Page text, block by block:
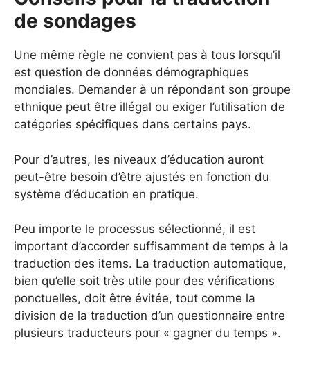
de sondages
Une même règle ne convient pas à tous lorsqu’il
est question de données démographiques
mondiales. Demander à un répondant son groupe
ethnique peut être illégal ou exiger l’utilisation de
catégories spécifiques dans certains pays.
Pour d’autres, les niveaux d’éducation auront
peut-être besoin d’être ajustés en fonction du
système d’éducation en pratique.
Peu importe le processus sélectionné, il est
important d’accorder suffisamment de temps à la
traduction des items. La traduction automatique,
bien qu’elle soit très utile pour des vérifications
ponctuelles, doit être évitée, tout comme la
division de la traduction d’un questionnaire entre
plusieurs traducteurs pour « gagner du temps ».